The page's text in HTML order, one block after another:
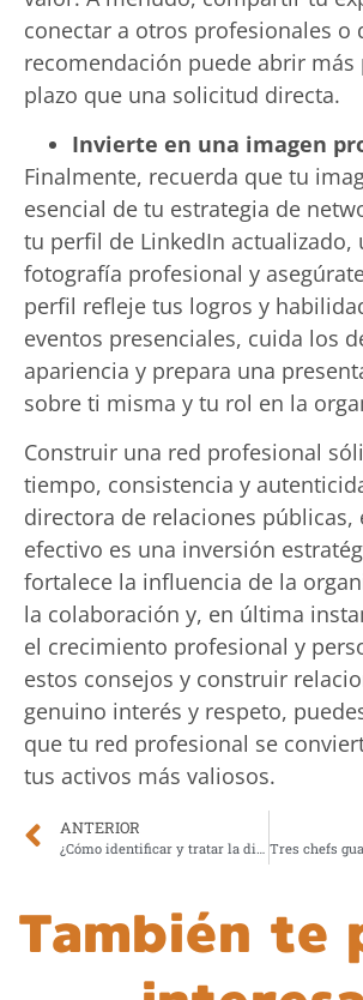
conectar a otros profesionales o
recomendación puede abrir más
plazo que una solicitud directa.
Invierte en una imagen
Finalmente, recuerda que tu
esencial de tu estrategia de
tu perfil de LinkedIn actualizado,
fotografía profesional y
perfil refleje tus logros y
eventos presenciales, cuida los
apariencia y prepara una
sobre ti misma y tu rol en la
Construir una red profesional
tiempo, consistencia y
directora de relaciones públicas,
efectivo es una inversión
fortalece la influencia de la
la colaboración y, en última
el crecimiento profesional y
estos consejos y construir
genuino interés y respeto,
que tu red profesional se
tus activos más valiosos.
ANTERIOR
También te